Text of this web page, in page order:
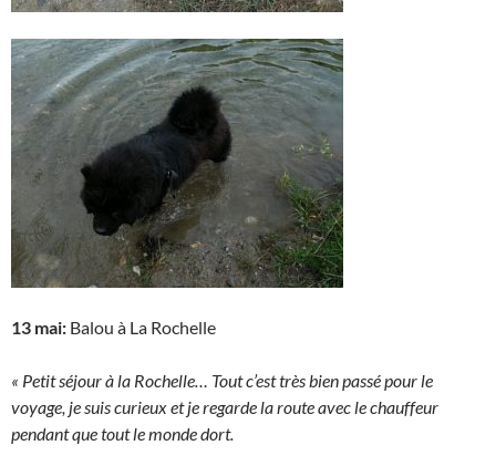
13 mai: Balou à La Rochelle
« Petit séjour à la Rochelle… Tout c’est très bien passé pour le
voyage, je suis curieux et je regarde la route avec le chauffeur
pendant que tout le monde dort.